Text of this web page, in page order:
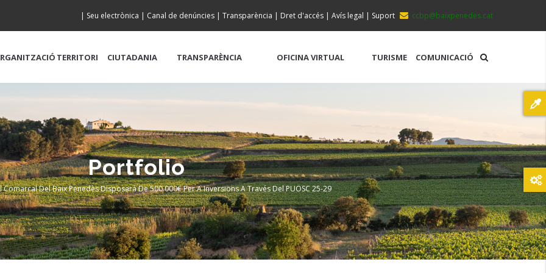
ccbp@baixpenedes.cat
| Seu electrònica | Canal de denúncies | Transparència | Dret d'accés | Avís legal | Suport
TERRITORI CIUTADANIA TRANSPARÈNCIA OFICINA VIRTUAL TURISME COMUNICACIÓ
Portfolio
Comarcal Del Baix Penedès Disposarà De 500.000€ Per A Inversions A Través Del PUOSC 25-29